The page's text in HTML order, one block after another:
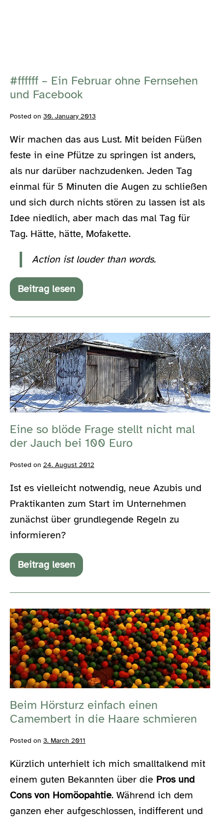
und
Facebook
#ffffff – Ein Februar ohne Fernsehen
und Facebook
Posted on 30. January 2013
Wir machen das aus Lust. Mit beiden Füßen
feste in eine Pfütze zu springen ist anders,
als nur darüber nachzudenken. Jeden Tag
einmal für 5 Minuten die Augen zu schließen
und sich durch nichts stören zu lassen ist als
Idee niedlich, aber mach das mal Tag für
Tag. Hätte, hätte, Mofakette.
Action ist louder than words.
Beitrag lesen
#ffffff
–
ohne
Fernsehen
und
Facebook
Eine
so
blöde
Frage
stellt
mal
der
Jauch
bei
100
Euro
Eine so blöde Frage stellt nicht mal
der Jauch bei 100 Euro
Posted on 24. August 2012
Ist es vielleicht notwendig, neue Azubis und
Praktikanten zum Start im Unternehmen
zunächst über grundlegende Regeln zu
informieren?
Beitrag lesen
Eine
so
stellt
nicht
mal
der
Jauch
bei
100
Euro
Beim
Hörsturz
einfach
einen
Camembert
die
Haare
schmieren
Beim Hörsturz einfach einen
Camembert in die Haare schmieren
Posted on 3. March 2011
Kürzlich unterhielt ich mich smalltalkend mit
einem guten Bekannten über die Pros und
Cons von Homöopahtie. Während ich dem
ganzen eher aufgeschlossen, indifferent und